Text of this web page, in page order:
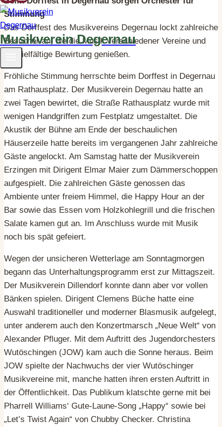
Musikverein Degernau
Stimmung
Das Dorffest des Musikvereins Degernau lockt zahlreiche
Besucher an, die die Musik verschiedener Vereine und
die vielfältige Bewirtung genießen.
Fröhliche Stimmung herrschte beim Dorffest in Degernau
am Rathausplatz. Der Musikverein Degernau hatte an
zwei Tagen bewirtet, die Straße Rathausplatz wurde mit
wenigen Handgriffen zum Festplatz umgestaltet. Die
Akustik der Bühne am Ende der beschaulichen
Häuserzeile hatte bereits im vergangenen Jahr zahlreiche
Gäste angelockt. Am Samstag hatte der Musikverein
Erzingen mit Dirigent Elmar Maier zum Dämmerschoppen
aufgespielt. Die zahlreichen Gäste genossen das
Ambiente unter freiem Himmel, die Happy Hour an der
Bar sowie das Essen vom Holzkohlegrill und die frischen
Salate kamen gut an. Im Anschluss wurde mit Musik
noch bis spät gefeiert.
Wegen der unsicheren Wetterlage am Sonntagmorgen
begann das Unterhaltungsprogramm erst zur Mittagszeit.
Der Musikverein Dillendorf konnte dann aber vor vollen
Bänken spielen. Dirigent Clemens Büche hatte eine
Auswahl traditioneller und moderner Blasmusik aufgelegt,
unter anderem auch den Konzertmarsch „Neue Welt“ von
Alexander Pfluger. Mit dem Auftritt des Jugendorchesters
Wutöschingen (JOW) kam auch die Sonne heraus. Beim
JOW spielte der Nachwuchs der vier Wutöschinger
Musikvereine mit, manche hatten ihren ersten Auftritt in
der Öffentlichkeit. Das Publikum klatschte gerne mit bei
Pharrell Williams‘ Gute-Laune-Song „Happy“ sowie bei
„Let’s Twist Again“ von Chubby Checker. Christina